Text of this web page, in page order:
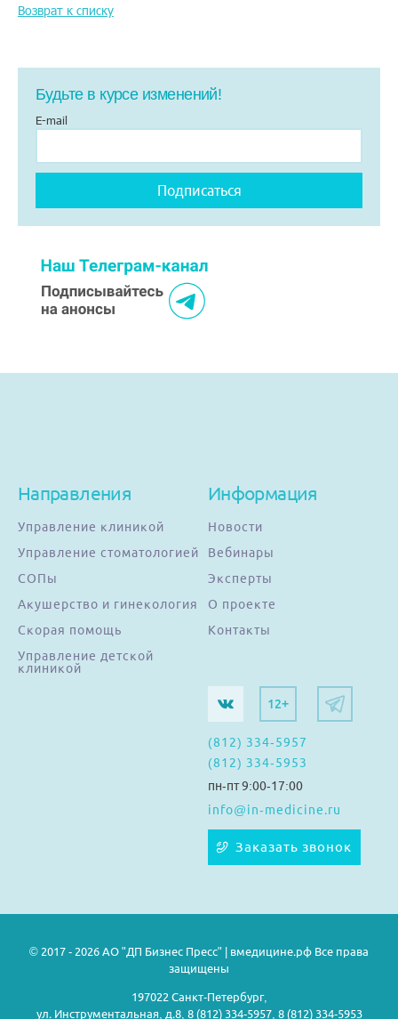
Возврат к списку
Будьте в курсе изменений!
E-mail
Направления
Управление клиникой
Управление стоматологией
СОПы
Акушерство и гинекология
Скорая помощь
Управление детской
клиникой
Информация
Новости
Вебинары
Эксперты
О проекте
Контакты
12+
(812) 334-5957
(812) 334-5953
пн-пт 9:00-17:00
info@in-medicine.ru
Заказать звонок
© 2017 - 2026 АО "ДП Бизнес Пресс" | вмедицине.рф Все права
защищены
197022 Санкт-Петербург,
ул. Инструментальная, д.8, 8 (812) 334-5957, 8 (812) 334-5953